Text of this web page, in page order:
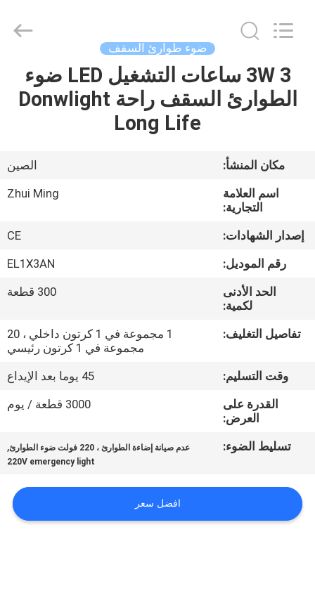
الصفحة
الرئيسية
معلومات
جولة
الجودة
اطلب
اقتباس
Technology
Co.,Ltd.
ضوء طوارئ السقف
3W 3 ساعات التشغيل LED ضوء
الطوارئ السقف راحة Donwlight
Long Life
مكان المنشأ:
الصين
اسم العلامة
التجارية:
Zhui Ming
إصدار الشهادات:
CE
رقم الموديل:
EL1X3AN
الحد الأدنى
لكمية:
300 قطعة
تفاصيل التغليف:
1 مجموعة في 1 كرتون داخلي ، 20
مجموعة في 1 كرتون رئيسي
وقت التسليم:
45 يوما بعد الإيداع
القدرة على
العرض:
3000 قطعة / يوم
تسليط الضوء: عدم صيانة إضاءة الطوارئ ، 220 فولت ضوء الطوارئ ,
220V emergency light
افضل سعر